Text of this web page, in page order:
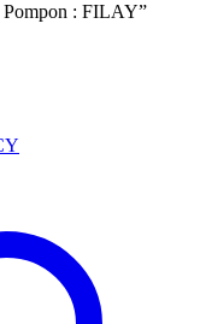
Pompon : FILAY”